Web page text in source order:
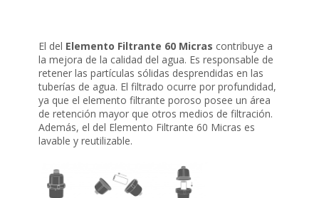
El del Elemento Filtrante 60 Micras contribuye a
la mejora de la calidad del agua. Es responsable de
retener las partículas sólidas desprendidas en las
tuberías de agua. El filtrado ocurre por profundidad,
ya que el elemento filtrante poroso posee un área
de retención mayor que otros medios de filtración.
Además, el del Elemento Filtrante 60 Micras es
lavable y reutilizable.